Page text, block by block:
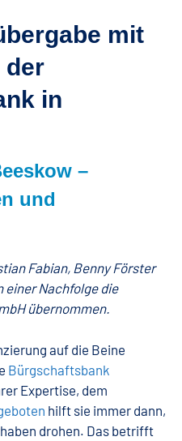
mit
der
in
–
und
Fabian, Benny Förster
einer Nachfolge die
übernommen.
auf die Beine
Bürgschaftsbank
Expertise, dem
hilft sie immer dann,
drohen. Das betrifft